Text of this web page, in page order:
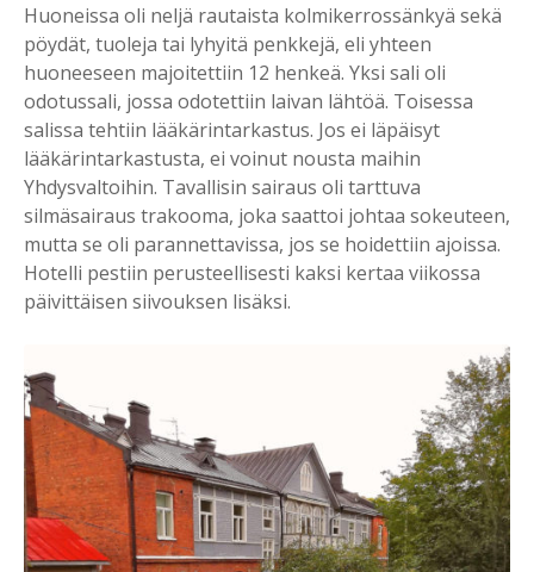
Huoneissa oli neljä rautaista kolmikerrossänkyä sekä
pöydät, tuoleja tai lyhyitä penkkejä, eli yhteen
huoneeseen majoitettiin 12 henkeä. Yksi sali oli
odotussali, jossa odotettiin laivan lähtöä. Toisessa
salissa tehtiin lääkärintarkastus. Jos ei läpäisyt
lääkärintarkastusta, ei voinut nousta maihin
Yhdysvaltoihin. Tavallisin sairaus oli tarttuva
silmäsairaus trakooma, joka saattoi johtaa sokeuteen,
mutta se oli parannettavissa, jos se hoidettiin ajoissa.
Hotelli pestiin perusteellisesti kaksi kertaa viikossa
päivittäisen siivouksen lisäksi.